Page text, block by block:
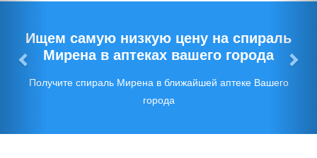
Ищем самую низкую цену на спираль
Мирена в аптеках вашего города
Получите спираль Мирена в ближайшей аптеке Вашего
города